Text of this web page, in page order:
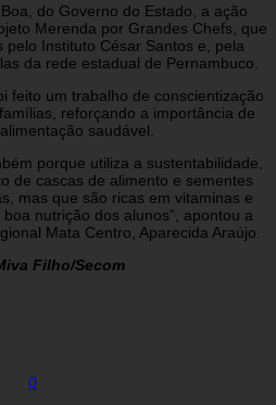
do Governo do Estado, a ação
Merenda por Grandes Chefs, que
pelo Instituto César Santos e, pela
da rede estadual de Pernambuco.
feito um trabalho de conscientização
reforçando a importância de
saudável.
porque utiliza a sustentabilidade,
de cascas de alimento e sementes
mas que são ricas em vitaminas e
nutrição dos alunos”, apontou a
Mata Centro, Aparecida Araújo.
Filho/Secom
0